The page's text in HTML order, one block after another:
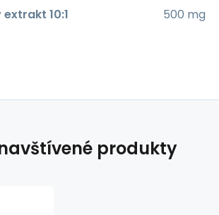
10:1
500 mg
produkty